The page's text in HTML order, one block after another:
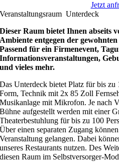
Jetzt
Veranstaltungsraum Unterdeck
Dieser Raum bietet Ihnen abseits
Ambiente entgegen der
Passend für ein Firmenevent,
Informationsveranstaltungen,
und vieles mehr.
DasUnterdeck bietet Platz für bis zu
Form,Technik mit 2x 85 Zoll
Musikanlage mit Mikrofon. Je nach
Bühne aufgestellt werden mit einer
Theaterbestuhlung für bis zu 100
Über einen separaten Zugang
Veranstaltung gelangen. Dabei
unseres Restaurants nutzen. Des
diesen Raum im Selbstversorger-